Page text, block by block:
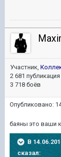
Участник,
2 681 публикация
3 718 боёв
Опубликовано:
баяны это ваши
В
сказал: